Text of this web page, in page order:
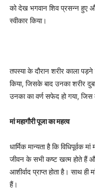
को देख भगवान शिव प्रसन्न हुए
स्वीकार किया।
तपस्या के दौरान शरीर काला
किया, जिसके बाद उनका शरीर
उनका का वर्ण सफेद हो गया, जिस
मां महागौरी पूजा का महत्व
धार्मिक मान्यता है कि विधिपूर्वक
जीवन के सभी कष्ट खत्म होते हैं
आशीर्वाद प्राप्त होता है। साथ
हैं।